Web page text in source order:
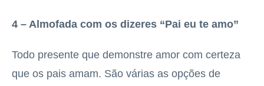
4 – Almofada com os dizeres “Pai eu te amo”
Todo presente que demonstre amor com certeza
que os pais amam. São várias as opções de